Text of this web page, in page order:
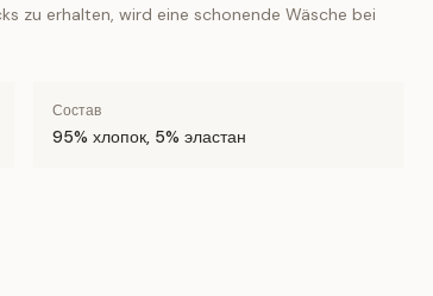
zu erhalten, wird eine schonende Wäsche bei
Состав
95% хлопок, 5% эластан